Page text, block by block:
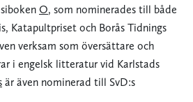
O, som nominerades till både
Katapultpriset och Borås Tidnings
verksam som översättare och
i engelsk litteratur vid Karlstads
är även nominerad till SvD:s